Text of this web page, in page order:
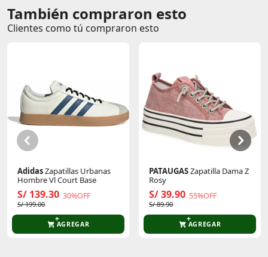
funcionalidad.
Comentarios de clientes
Comentarios de clientes que compraron este producto
Sin calificaciones
Este producto aún no tiene calificaciones.
Sé el primero en comentar y acumula Puntos.
También compraron esto
Clientes como tú compraron esto
AdidasZapatillas Urbanas
Hombre Vl Court Base
S/ 139.30 30%OFF
S/ 199.00
AGREGAR
PATAUGASZapatilla Dama Z
Rosy
S/ 39.90 55%OFF
S/ 89.90
AGREGAR